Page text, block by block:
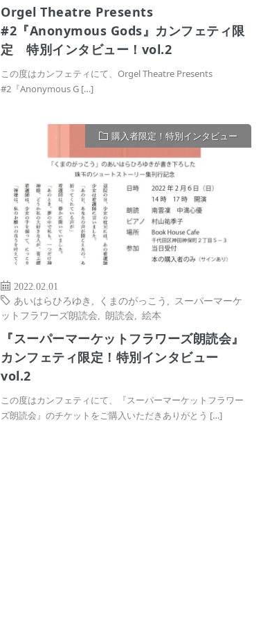
Orgel Theatre Presents
#2『Anonymous Gods』カンフェティ限
定 特別インタビュー！vol.2
この度はカンフェティにて、Orgel Theatre Presents
#2『Anonymous G […]
購入者限定！特別インタビュー
2022.02.01
あいはらひろゆき
くまのがっこう
スーパーマーケ
ットフラワーズ朗読会 ,朗読会 ,絵本
『スーパーマーケットフラワーズ朗読会』
カンフェティ限定！特別インタビュー
vol.2
この度はカンフェティにて、『スーパーマーケットフラワー
ズ朗読会』のチケットをご購入いただきありがとう […]